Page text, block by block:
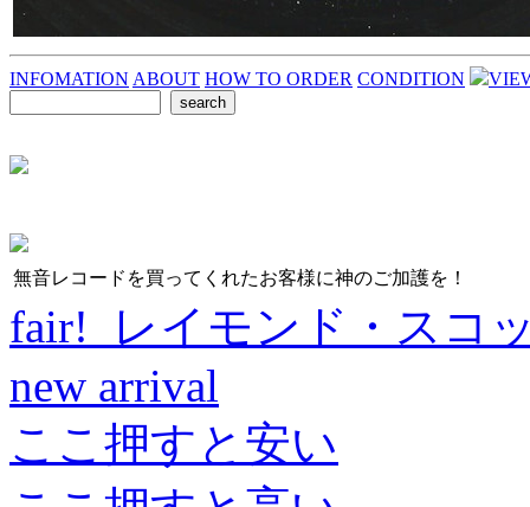
INFOMATION ABOUT HOW TO ORDER CONDITION
無音レコードを買ってくれたお客様に神のご加護を！
fair! レイモンド・スコ
new arrival
ここ押すと安い